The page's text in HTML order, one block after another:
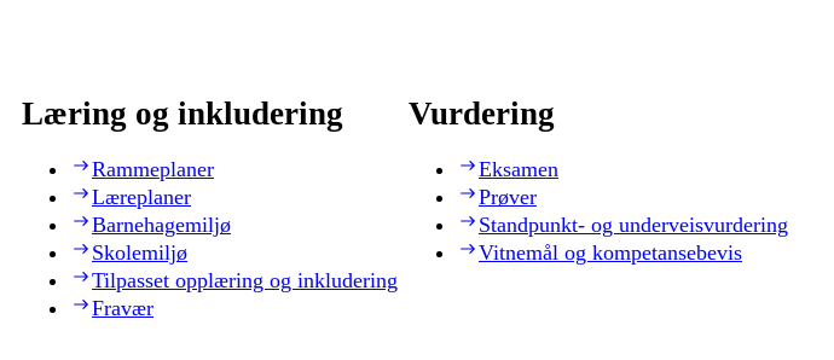
Læring og inkludering
Rammeplaner
Læreplaner
Barnehagemiljø
Skolemiljø
Tilpasset opplæring og inkludering
Fravær
Vurdering
Eksamen
Prøver
Standpunkt- og underveisvurdering
Vitnemål og kompetansebevis